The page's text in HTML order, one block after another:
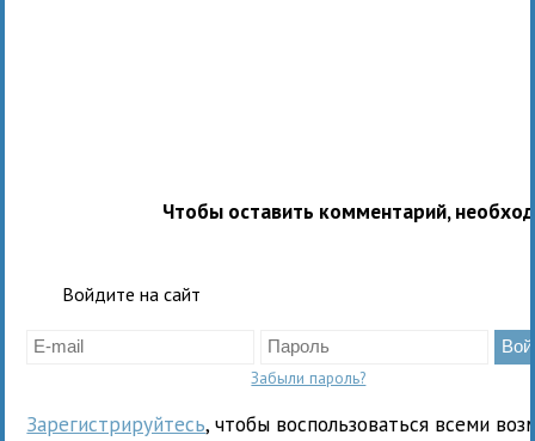
Чтобы оставить комментарий,
Войдите на сайт
Забыли пароль?
Зарегистрируйтесь, чтобы воспользоваться всеми